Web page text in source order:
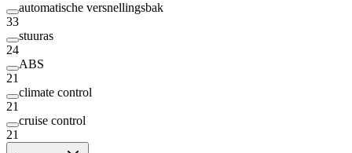
automatische versnellingsbak
33
stuuras
24
ABS
21
climate control
21
cruise control
21